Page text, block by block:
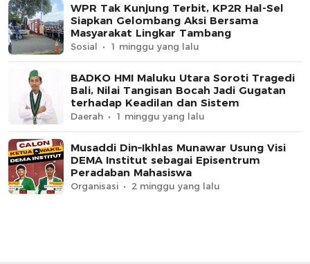
WPR Tak Kunjung Terbit, KP2R Hal-Sel
Siapkan Gelombang Aksi Bersama
Masyarakat Lingkar Tambang
Sosial 1 minggu yang lalu
BADKO HMI Maluku Utara Soroti Tragedi
Bali, Nilai Tangisan Bocah Jadi Gugatan
terhadap Keadilan dan Sistem
Daerah 1 minggu yang lalu
Musaddi Din–Ikhlas Munawar Usung Visi
DEMA Institut sebagai Episentrum
Peradaban Mahasiswa
Organisasi 2 minggu yang lalu